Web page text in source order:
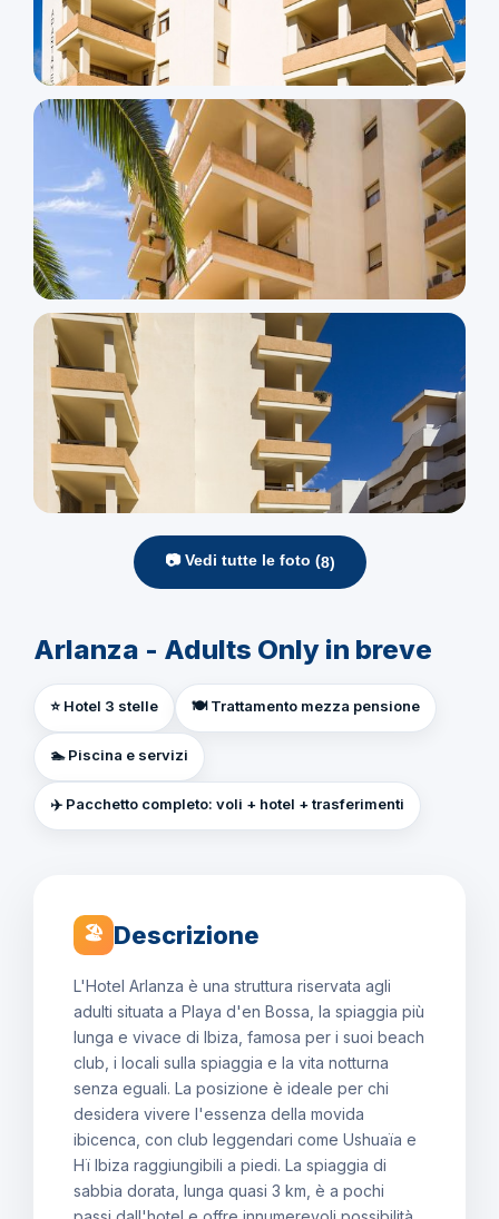
📷 Vedi tutte le foto (8)
Arlanza - Adults Only in breve
⭐ Hotel 3 stelle 🍽️ Trattamento mezza pensione
🏊 Piscina e servizi
✈️ Pacchetto completo: voli + hotel + trasferimenti
🏖 Descrizione
L'Hotel Arlanza è una struttura riservata agli
adulti situata a Playa d'en Bossa, la spiaggia più
lunga e vivace di Ibiza, famosa per i suoi beach
club, i locali sulla spiaggia e la vita notturna
senza eguali. La posizione è ideale per chi
desidera vivere l'essenza della movida
ibicenca, con club leggendari come Ushuaïa e
Hï Ibiza raggiungibili a piedi. La spiaggia di
sabbia dorata, lunga quasi 3 km, è a pochi